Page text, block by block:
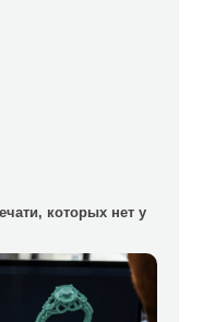
которых нет у